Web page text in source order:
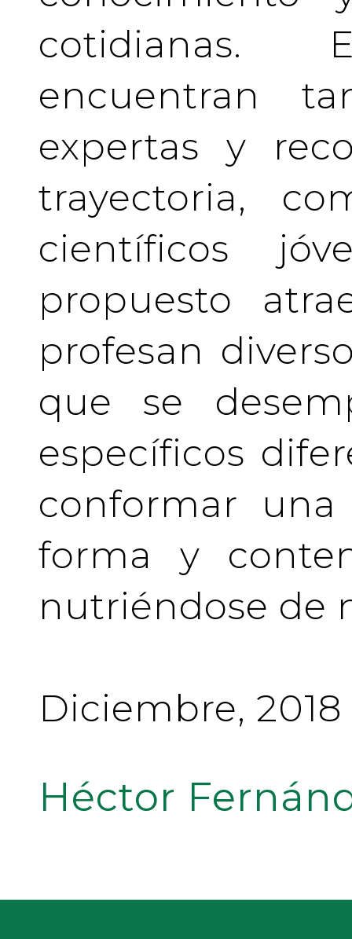
encuentran
expertas y
trayectoria,
científicos
propuesto
profesan
que se
específicos
conformar
forma y
nutriéndose de
Diciembre, 2018
Héctor